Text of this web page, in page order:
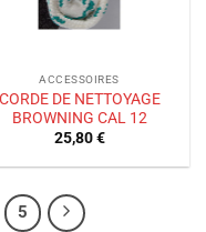
ACCESSOIRES
CORDE DE NETTOYAGE
BROWNING CAL 12
25,80€
5